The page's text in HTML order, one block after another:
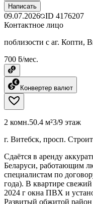
Написать
09.07.2026 ID 4176207
Контактное лицо
поблизости с аг. Копти,
700 ƃ/мес.
Конвертер валют
2 комн.50.4 м²3/9 этаж
г. Витебск, просп.
Сдаётся в аренду
Беларуси, работающим
специалистам по
года). В квартире
2024 г окна ПВХ и
Развитый обжитой